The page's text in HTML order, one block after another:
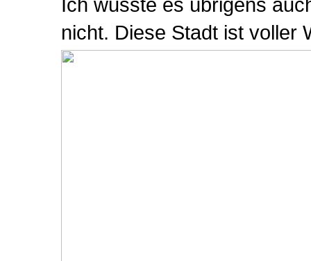
nicht. Diese Stadt ist voller